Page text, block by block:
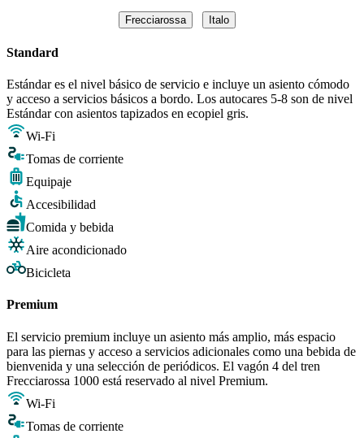
Frecciarossa Italo
Standard
Estándar es el nivel básico de servicio e incluye un asiento cómodo
y acceso a servicios básicos a bordo. Los autocares 5-8 son de nivel
Estándar con asientos tapizados en ecopiel gris.
Wi-Fi
Tomas de corriente
Equipaje
Accesibilidad
Comida y bebida
Aire acondicionado
Bicicleta
Premium
El servicio premium incluye un asiento más amplio, más espacio
para las piernas y acceso a servicios adicionales como una bebida de
bienvenida y una selección de periódicos. El vagón 4 del tren
Frecciarossa 1000 está reservado al nivel Premium.
Wi-Fi
Tomas de corriente